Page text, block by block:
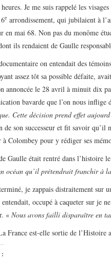
Je me suis rappelé les
e arrondissement, qui jubilaient à
en mai 68. Non pas du monôme
ils rendaient de Gaulle
on entendait des
assez tôt sa possible défaite,
annoncée le 28 avril à minuit dix
bavarde que l’on nous inflige
Cette décision prend effet
de son successeur et fit savoir qu’il
à Colombey pour y rédiger ses
Gaulle était rentré dans l’histoire
océan qu’il prétendrait franchir à
je zappais distraitement sur
occupé à caqueter sur je
« Nous avons failli disparaître en
France est-elle sortie de l’Histoire
: